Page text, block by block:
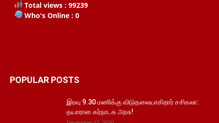
Total views : 99239
Who's Online : 0
POPULAR POSTS
இரவு 9.30 மணிக்கு விடுதலையாகிறார் சசிகலா:
தயாரான கர்நாடக அரசு!